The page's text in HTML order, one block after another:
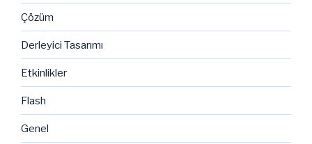
Çözüm
Derleyici Tasarımı
Etkinlikler
Flash
Genel